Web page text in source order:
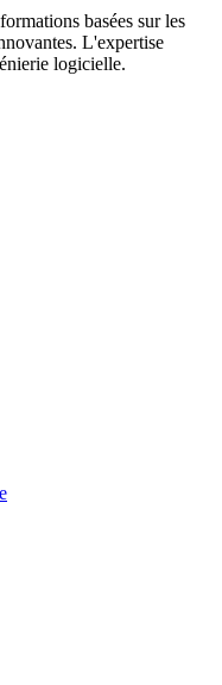
basées sur les
L'expertise
logicielle.